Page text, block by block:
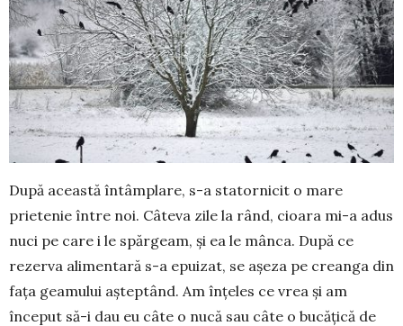
După această întâmplare, s-a statornicit o mare
prietenie între noi. Câteva zile la rând, cioara mi-a adus
nuci pe care i le spărgeam, și ea le mânca. După ce
rezerva alimentară s-a epuizat, se așeza pe creanga din
fața geamului așteptând. Am înțeles ce vrea și am
început să-i dau eu câte o nucă sau câte o bucățică de